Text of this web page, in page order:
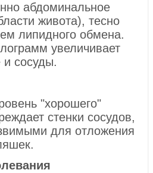
абдоминальное
живота), тесно
липидного обмена.
увеличивает
и сосуды.
"хорошего"
стенки сосудов,
для отложения